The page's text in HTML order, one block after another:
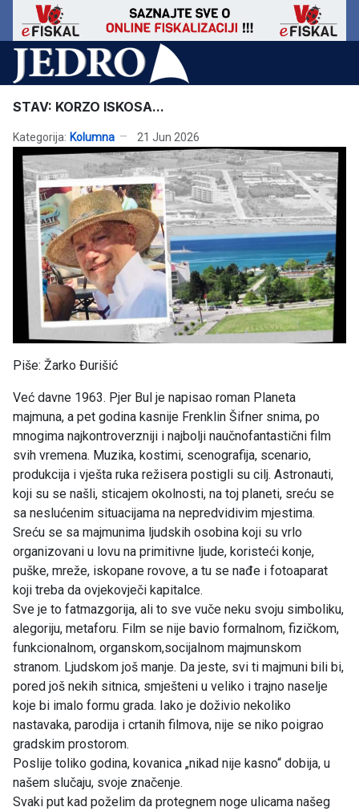
STAV: KORZO ISKOSA...
Kategorija: Kolumna 21 Jun 2026
Piše: Žarko Đurišić
Već davne 1963. Pjer Bul je napisao roman Planeta
majmuna, a pet godina kasnije Frenklin Šifner snima, po
mnogima najkontroverzniji i najbolji naučnofantastični film
svih vremena. Muzika, kostimi, scenografija, scenario,
produkcija i vješta ruka režisera postigli su cilj. Astronauti,
koji su se našli, sticajem okolnosti, na toj planeti, sreću se
sa neslućenim situacijama na nepredvidivim mjestima.
Sreću se sa majmunima ljudskih osobina koji su vrlo
organizovani u lovu na primitivne ljude, koristeći konje,
puške, mreže, iskopane rovove, a tu se nađe i fotoaparat
koji treba da ovjekovječi kapitalce.
Sve je to fatmazgorija, ali to sve vuče neku svoju simboliku,
alegoriju, metaforu. Film se nije bavio formalnom, fizičkom,
funkcionalnom, organskom,socijalnom majmunskom
stranom. Ljudskom još manje. Da jeste, svi ti majmuni bili bi,
pored još nekih sitnica, smješteni u veliko i trajno naselje
koje bi imalo formu grada. Iako je doživio nekoliko
nastavaka, parodija i crtanih filmova, nije se niko poigrao
gradskim prostorom.
Poslije toliko godina, kovanica „nikad nije kasno“ dobija, u
našem slučaju, svoje značenje.
Svaki put kad poželim da protegnem noge ulicama našeg